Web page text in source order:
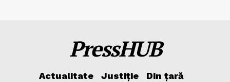
PressHUB
Actualitate Justiție
Din țară